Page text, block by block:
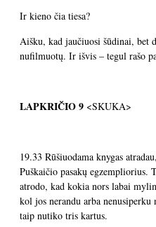
Ir kieno čia tiesa?
Aišku, kad jaučiuosi šūdinai, bet
nufilmuotų. Ir išvis – tegul rašo
LAPKRIČIO9 <SKUKA>
19.33 Rūšiuodama knygas
Puškaičio pasakų egzempliorius.
atrodo, kad kokia nors labai
kol jos nerandu arba
taip nutiko tris kartus.